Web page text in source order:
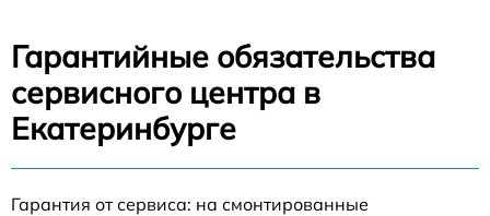
Гарантийные обязательства
сервисного центра в
Екатеринбурге
Гарантия от сервиса: на смонтированные